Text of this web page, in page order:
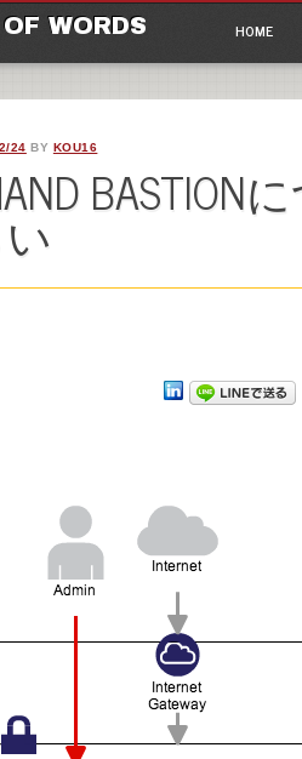
WORDS HOME
24 BY KOU16